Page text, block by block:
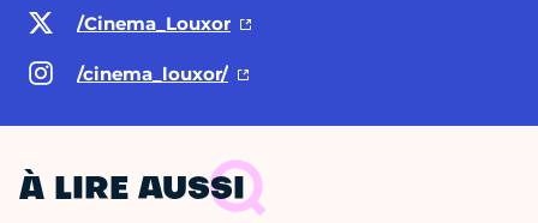
/Cinema_Louxor
/cinema_louxor/
À LIRE AUSSI